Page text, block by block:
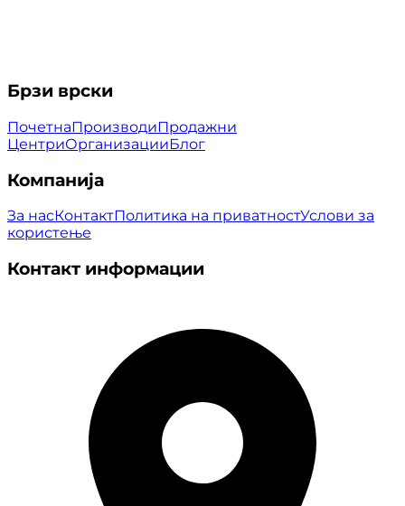
Брзи врски
ПочетнаПроизводиПродажни
ЦентриОрганизацииБлог
Компанија
За насКонтактПолитика на приватностУслови за
користење
Контакт информации